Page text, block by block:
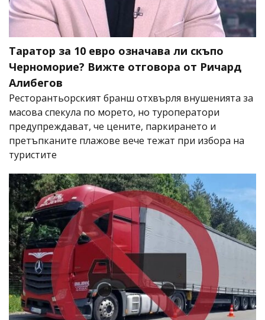
Таратор за 10 евро означава ли скъпо
Черноморие? Вижте отговора от Ричард
Алибегов
Ресторантьорският бранш отхвърля внушенията за
масова спекула по морето, но туроператори
предупреждават, че цените, паркирането и
претъпканите плажове вече тежат при избора на
туристите